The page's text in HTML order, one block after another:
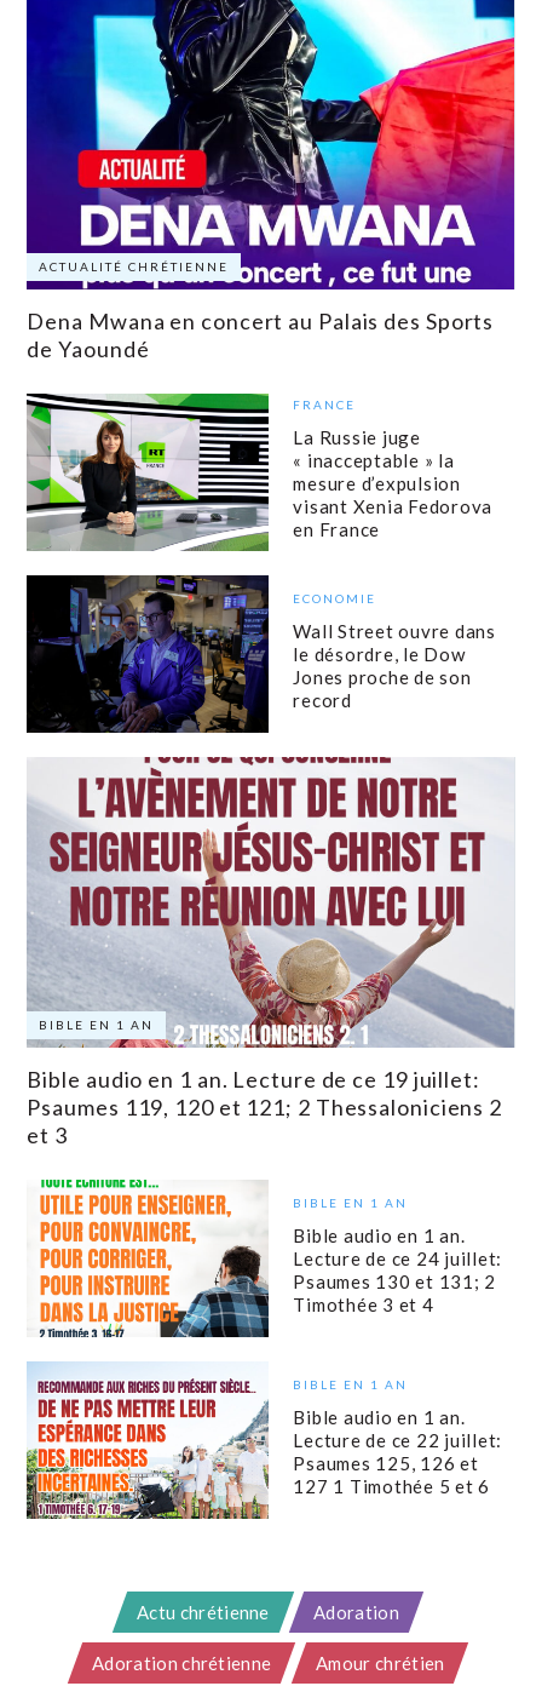
ACTUALITÉ CHRÉTIENNE
Dena Mwana en concert au Palais des Sports
de Yaoundé
FRANCE
La Russie juge
« inacceptable » la
mesure d’expulsion
visant Xenia Fedorova
en France
ECONOMIE
Wall Street ouvre dans
le désordre, le Dow
Jones proche de son
record
BIBLE EN 1 AN
Bible audio en 1 an. Lecture de ce 19 juillet:
Psaumes 119, 120 et 121; 2 Thessaloniciens 2
et 3
BIBLE EN 1 AN
Bible audio en 1 an.
Lecture de ce 24 juillet:
Psaumes 130 et 131; 2
Timothée 3 et 4
BIBLE EN 1 AN
Bible audio en 1 an.
Lecture de ce 22 juillet:
Psaumes 125, 126 et
127 1 Timothée 5 et 6
Actu chrétienne Adoration
Adoration chrétienne Amour chrétien